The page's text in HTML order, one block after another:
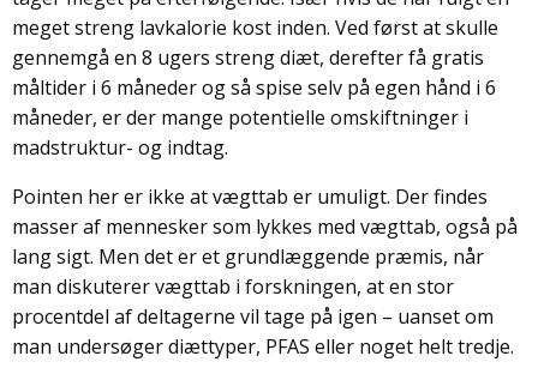
meget streng lavkalorie kost inden. Ved først at skulle
gennemgå en 8 ugers streng diæt, derefter få gratis
måltider i 6 måneder og så spise selv på egen hånd i 6
måneder, er der mange potentielle omskiftninger i
madstruktur- og indtag.
Pointen her er ikke at vægttab er umuligt. Der findes
masser af mennesker som lykkes med vægttab, også på
lang sigt. Men det er et grundlæggende præmis, når
man diskuterer vægttab i forskningen, at en stor
procentdel af deltagerne vil tage på igen – uanset om
man undersøger diættyper, PFAS eller noget helt tredje.